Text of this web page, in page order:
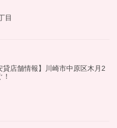
目
貸店舗情報】川崎市中原区木月2